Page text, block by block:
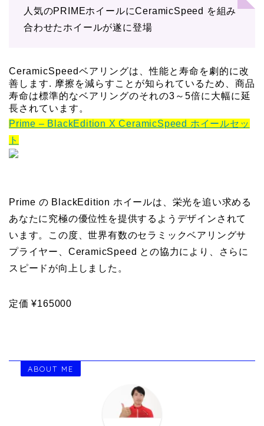
人気のPRIMEホイールにCeramicSpeed を組み
合わせたホイールが遂に登場
CeramicSpeedベアリングは、性能と寿命を劇的に改
善します. 摩擦を減らすことが知られているため、 商品
寿命は標準的なベアリングのそれの3～ 5倍に大幅に延
長されています。
Prime – BlackEdition X CeramicSpeed ホイールセッ
ト
Prime の BlackEdition ホイールは、栄光を追い求める
あなたに究極の優位性を提供するようデザインされて
います。この度、世界有数のセラミックベアリングサ
プライヤー、CeramicSpeed との協力により、さらに
スピードが向上しました。
定価¥165000
ABOUT ME